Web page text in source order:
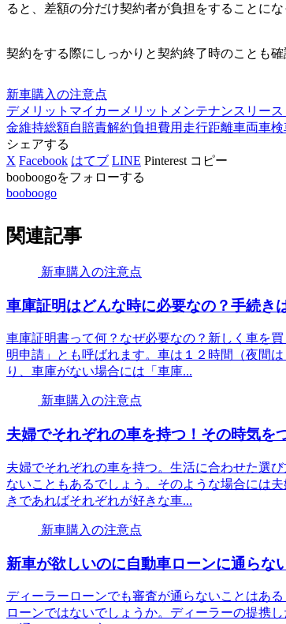
ると、差額の分だけ契約者が負担をすることにな
契約をする際にしっかりと契約終了時のことも
新車購入の注意点
デメリット マイカー メリット メンテナンス リース
金維持総額自賠責解約負担費用 走行距離車両車検
シェアする
X Facebook はてブ LINE Pinterest コピー
booboogoをフォローする
booboogo
関連記事
新車購入の注意点
車庫証明はどんな時に必要なの？手続き
車庫証明書って何？なぜ必要なの？新しく車を
明申請」とも呼ばれます。車は１２時間（夜間
り、車庫がない場合には「車庫...
新車購入の注意点
夫婦でそれぞれの車を持つ！その時気を
夫婦でそれぞれの車を持つ。生活に合わせた選
ないこともあるでしょう。そのような場合には
きであればそれぞれが好きな車...
新車購入の注意点
新車が欲しいのに自動車ローンに通らな
ディーラーローンでも審査が通らないことはあ
ローンではないでしょうか。ディーラーの提携